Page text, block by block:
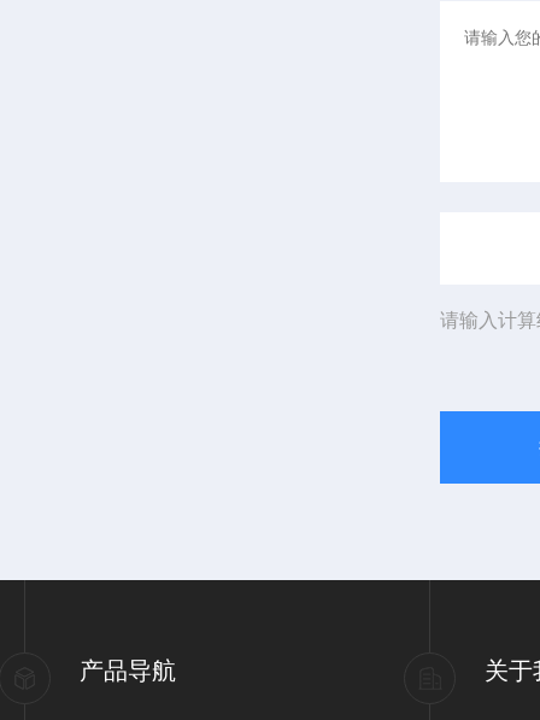
请输入计
产品导航 关于